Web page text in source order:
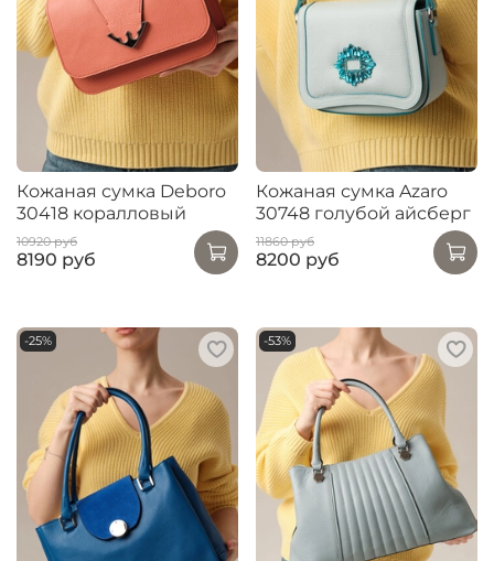
Кожаная сумка Deboro
30418 коралловый
10920 руб
8190 руб
Кожаная сумка Azaro
30748 голубой айсберг
11860 руб
8200 руб
-25% -53%